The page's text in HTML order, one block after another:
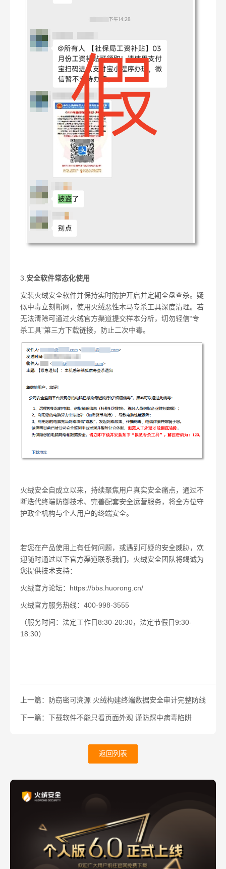
3.安全软件常态化使用
安装火绒安全软件并保持实时防护开启并定期全盘查杀。疑
似中毒立刻断网，使用火绒恶性木马专杀工具深度清理。若
无法清除可通过火绒官方渠道提交样本分析，切勿轻信“专
杀工具”第三方下载链接，防止二次中毒。
火绒安全自成立以来，持续聚焦用户真实安全痛点，通过不
断迭代终端防御技术、完善配套安全运营服务，将全方位守
护政企机构与个人用户的终端安全。
若您在产品使用上有任何问题，或遇到可疑的安全威胁，欢
迎随时通过以下官方渠道联系我们，火绒安全团队将竭诚为
您提供技术支持：
火绒官方论坛：https://bbs.huorong.cn/
火绒官方服务热线：400-998-3555
（服务时间：法定工作日8:30-20:30，法定节假日9:30-
18:30）
上一篇：防窃密可溯源 火绒构建终端数据安全审计完整防线
下一篇：下载软件不能只看页面外观 谨防踩中病毒陷阱
返回列表